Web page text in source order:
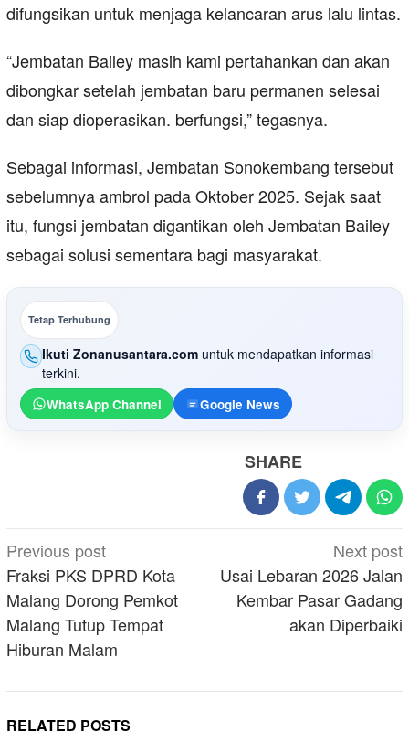
difungsikan untuk menjaga kelancaran arus lalu lintas.
“Jembatan Bailey masih kami pertahankan dan akan
dibongkar setelah jembatan baru permanen selesai
dan siap dioperasikan. berfungsi,” tegasnya.
Sebagai informasi, Jembatan Sonokembang tersebut
sebelumnya ambrol pada Oktober 2025. Sejak saat
itu, fungsi jembatan digantikan oleh Jembatan Bailey
sebagai solusi sementara bagi masyarakat.
Tetap Terhubung
Ikuti Zonanusantara.com untuk mendapatkan informasi
terkini.
WhatsApp Channel Google News
SHARE
Post
navigation
Previous post
Fraksi PKS DPRD Kota
Malang Dorong Pemkot
Malang Tutup Tempat
Hiburan Malam
Next post
Usai Lebaran 2026 Jalan
Kembar Pasar Gadang
akan Diperbaiki
RELATED POSTS